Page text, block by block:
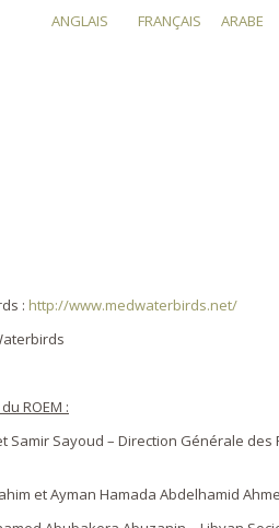
ANGLAIS FRANÇAIS ARABE
: http://www.medwaterbirds.net/
ROEM :
Samir Sayoud – Direction Générale
et Ayman Hamada Abdelhamid